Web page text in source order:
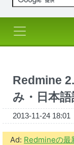
Redmine
み・日本
2013-11-24 18:01
Ad: Redmineの最